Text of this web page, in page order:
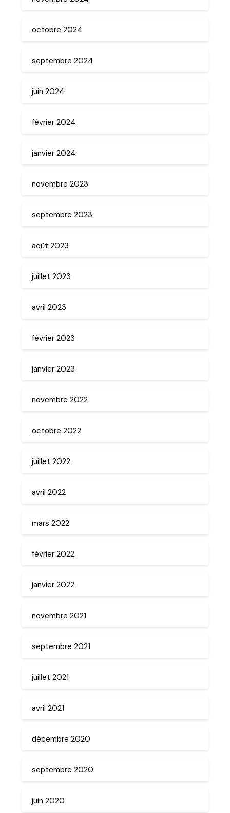
octobre 2024
septembre 2024
juin 2024
février 2024
janvier 2024
novembre 2023
septembre 2023
août 2023
juillet 2023
avril 2023
février 2023
janvier 2023
novembre 2022
octobre 2022
juillet 2022
avril 2022
mars 2022
février 2022
janvier 2022
novembre 2021
septembre 2021
juillet 2021
avril 2021
décembre 2020
septembre 2020
juin 2020